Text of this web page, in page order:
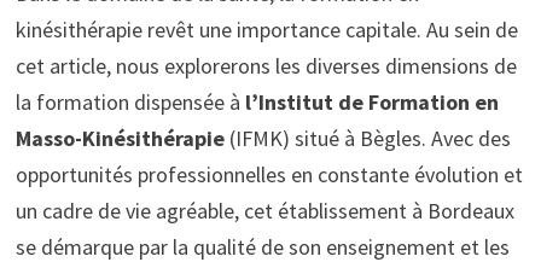
kinésithérapie revêt une importance capitale. Au sein de
cet article, nous explorerons les diverses dimensions de
la formation dispensée à l’Institut de Formation en
Masso-Kinésithérapie(IFMK) situé à Bègles. Avec des
opportunités professionnelles en constante évolution et
un cadre de vie agréable, cet établissement à Bordeaux
se démarque par la qualité de son enseignement et les